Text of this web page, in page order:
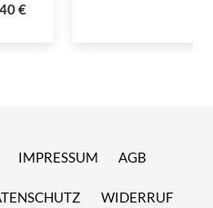
€
IMPRESSUM AGB
WIDERRUF